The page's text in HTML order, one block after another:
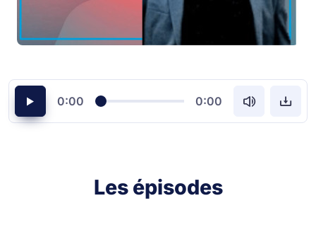
0:00 0:00
Les épisodes